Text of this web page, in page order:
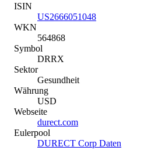
ISIN
US2666051048
WKN
564868
Symbol
DRRX
Sektor
Gesundheit
Währung
USD
Webseite
durect.com
Eulerpool
DURECT Corp Daten